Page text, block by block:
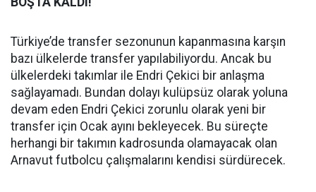
Türkiye’de transfer sezonunun kapanmasına karşın
bazı ülkelerde transfer yapılabiliyordu. Ancak bu
ülkelerdeki takımlar ile Endri Çekici bir anlaşma
sağlayamadı. Bundan dolayı kulüpsüz olarak yoluna
devam eden Endri Çekici zorunlu olarak yeni bir
transfer için Ocak ayını bekleyecek. Bu süreçte
herhangi bir takımın kadrosunda olamayacak olan
Arnavut futbolcu çalışmalarını kendisi sürdürecek.